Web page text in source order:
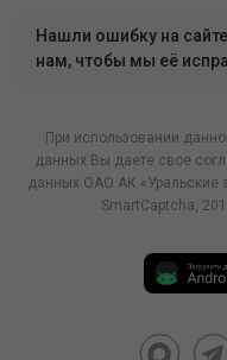
Нашли ошибку на
нам, чтобы мы её
При использовании
данных Вы даете свое
данных ОАО АК «Уральские
SmartCaptcha,